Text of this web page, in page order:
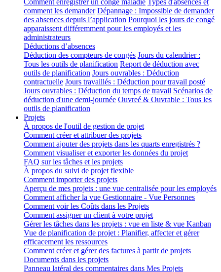
comment les demander Dépannage : Impossible de demander
des absences depuis l’application Pourquoi les jours de congé
apparaissent différemment pour les employés et les
administrateurs
Déductions d’absences
Déduction des compteurs de congés Jours du calendrier :
Tous les outils de planification Report de déduction avec
outils de planification Jours ouvrables : Déduction
contractuelle Jours travaillés : Déduction pour travail posté
Jours ouvrables : Déduction du temps de travail Scénarios de
déduction d'une demi-journée Ouvreé & Ouvrable : Tous les
outils de planification
Projets
À propos de l'outil de gestion de projet
Comment créer et attribuer des projets
Comment ajouter des projets dans les quarts enregistrés ?
Comment visualiser et exporter les données du projet
FAQ sur les tâches et les projets
À propos du suivi de projet flexible
Comment importer des projets
Aperçu de mes projets : une vue centralisée pour les employés
Comment afficher la vue Gestionnaire - Vue Personnes
Comment voir les Coûts dans les Projets
Comment assigner un client à votre projet
Gérer les tâches dans les projets : vue en liste & vue Kanban
Vue de planification de projet : Planifier, affecter et gérer
efficacement les ressources
Comment créer et gérer des factures à partir de projets
Documents dans les projets
Panneau latéral des commentaires dans Mes Projets